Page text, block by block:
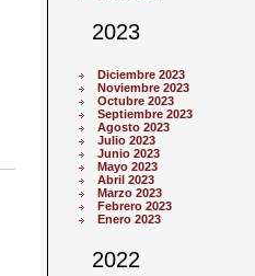
2023
Diciembre 2023
Noviembre 2023
Octubre 2023
Septiembre 2023
Agosto 2023
Julio 2023
Junio 2023
Mayo 2023
Abril 2023
Marzo 2023
Febrero 2023
Enero 2023
2022